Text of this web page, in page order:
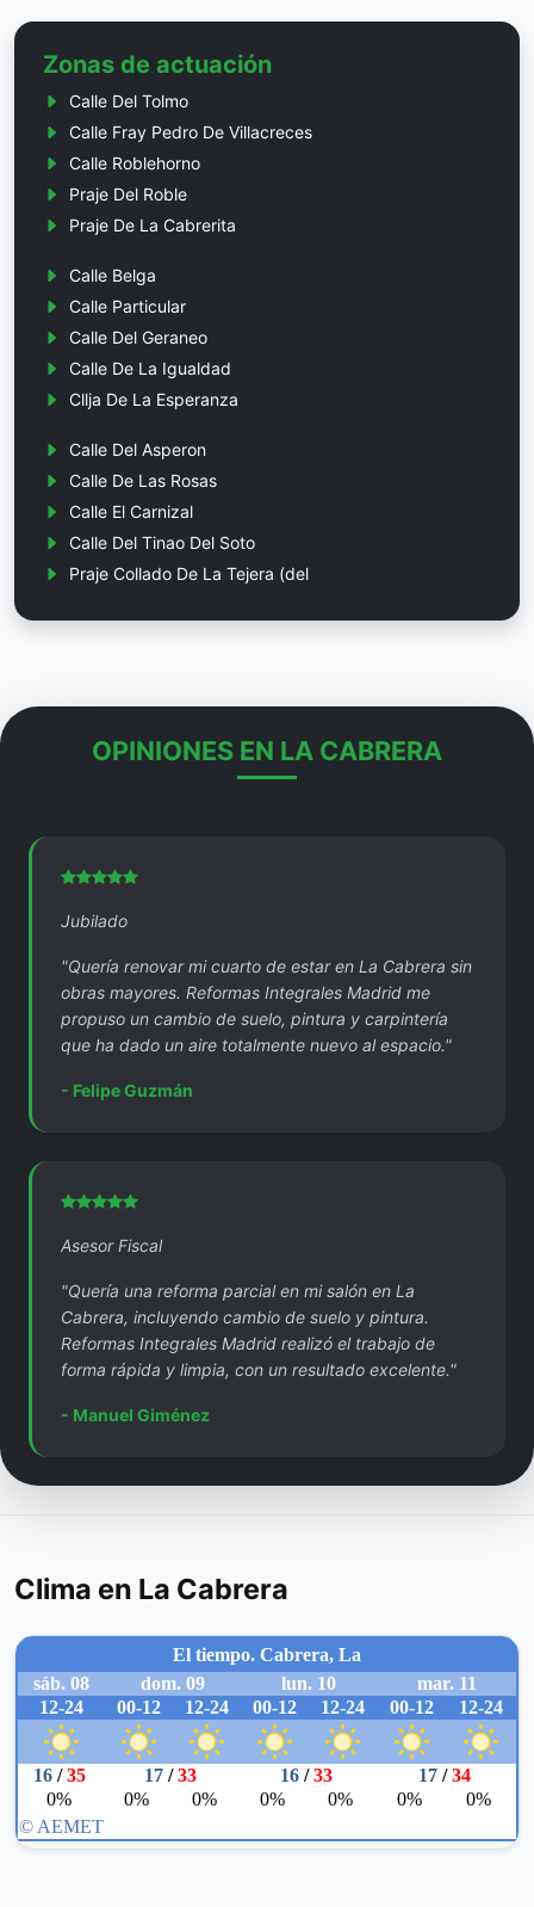
Zonas de actuación
Calle Del Tolmo
Calle Fray Pedro De Villacreces
Calle Roblehorno
Praje Del Roble
Praje De La Cabrerita
Calle Belga
Calle Particular
Calle Del Geraneo
Calle De La Igualdad
Cllja De La Esperanza
Calle Del Asperon
Calle De Las Rosas
Calle El Carnizal
Calle Del Tinao Del Soto
Praje Collado De La Tejera (del
OPINIONES EN LA CABRERA
Jubilado
"Quería renovar mi cuarto de estar en La Cabrera sin
obras mayores. Reformas Integrales Madrid me
propuso un cambio de suelo, pintura y carpintería
que ha dado un aire totalmente nuevo al espacio."
- Felipe Guzmán
Asesor Fiscal
"Quería una reforma parcial en mi salón en La
Cabrera, incluyendo cambio de suelo y pintura.
Reformas Integrales Madrid realizó el trabajo de
forma rápida y limpia, con un resultado excelente."
- Manuel Giménez
Clima en La Cabrera